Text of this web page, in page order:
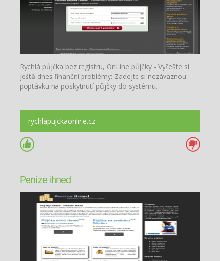
Rychlá půjčka bez registru, OnLine půjčky - Vyřešte si
ještě dnes finanční problémy: Zadejte si nezávaznou
poptávku na poskytnutí půjčky do systému.
rychlapujckaonline.cz
Peníze ihned